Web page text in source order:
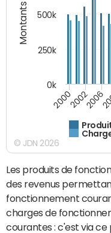
Montants (€)
200020022006
0k
250k
500k
© JDN 2026
Les produits de
des revenus
fonctionnement
charges de
courantes : c'est via ce